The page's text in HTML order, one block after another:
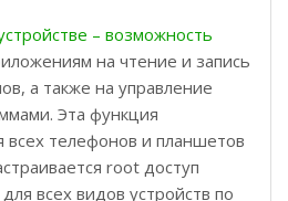
– возможность
на чтение и запись
а также на управление
Эта функция
всех телефонов и планшетов
root доступ
всех видов устройств по